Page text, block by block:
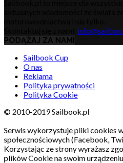
PODĄŻAJ ZA NAMI
Sailbook Cup
O nas
Reklama
Polityka prywatności
Polityka Cookie
© 2010-2019 Sailbook.pl
Serwis wykorzystuje pliki cookies
społecznościowych (Facebook,
Korzystając ze strony wyrażasz
plików Cookie na swoim